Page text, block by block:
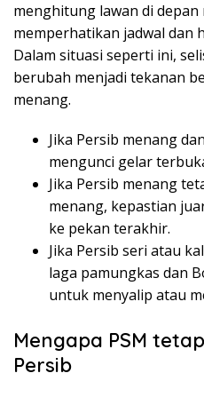
menghitung lawan di
memperhatikan jadwal dan
Dalam situasi seperti ini,
berubah menjadi tekanan
menang.
Jika Persib menang
mengunci gelar
Jika Persib menang
menang, kepastian
ke pekan terakhir.
Jika Persib seri atau
laga pamungkas dan
untuk menyalip atau
Mengapa PSM
Persib